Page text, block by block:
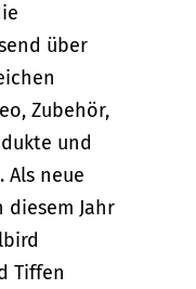
über
Zubehör,
und
Als neue
diesem Jahr
Tiffen